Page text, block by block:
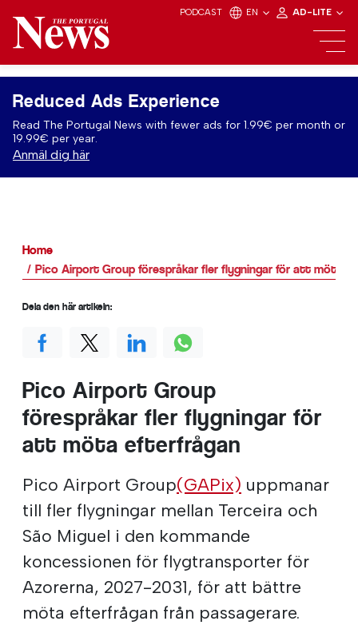
PODCAST EN AD-LITE
Reduced Ads Experience
Read The Portugal News with fewer ads for 1.99€ per month or
19.99€ per year.
Anmäl dig här
Home
Pico Airport Group förespråkar fler flygningar för att möta
Pico Airport Group
förespråkar fler flygningar för
att möta efterfrågan
Pico Airport Group(GAPix) uppmanar
till fler flygningar mellan Terceira och
São Miguel i den kommande
koncessionen för flygtransporter för
Azorerna, 2027-2031, för att bättre
möta efterfrågan från passagerare.
Dela den här artikeln: